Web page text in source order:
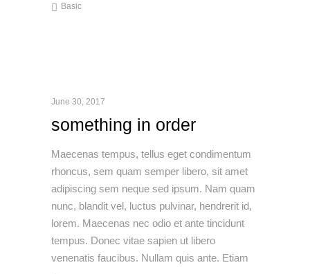
Basic
June 30, 2017
something in order
Maecenas tempus, tellus eget condimentum
rhoncus, sem quam semper libero, sit amet
adipiscing sem neque sed ipsum. Nam quam
nunc, blandit vel, luctus pulvinar, hendrerit id,
lorem. Maecenas nec odio et ante tincidunt
tempus. Donec vitae sapien ut libero
venenatis faucibus. Nullam quis ante. Etiam